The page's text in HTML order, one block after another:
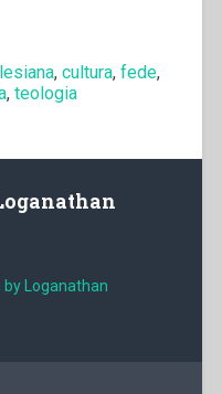
, cultura, fede,
, teologia
Loganathan